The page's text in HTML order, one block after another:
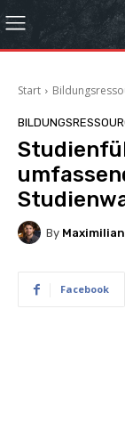
Start
By
Facebook